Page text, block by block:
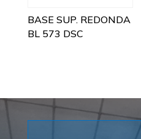
BASE SUP. REDONDA
BL 573 DSC